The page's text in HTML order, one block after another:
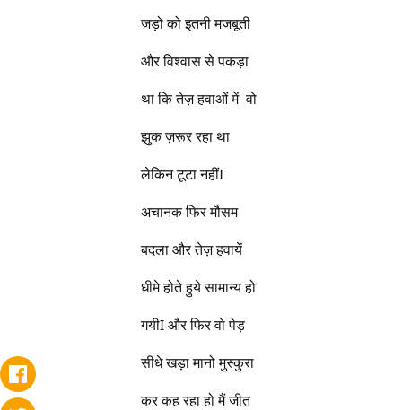
जड़ो को इतनी मजबूती
और विश्वास से पकड़ा
था कि तेज़ हवाओं में वो
झुक ज़रूर रहा था
लेकिन टूटा नहींI
अचानक फिर मौसम
बदला और तेज़ हवायें
धीमे होते हुये सामान्य हो
गयीI और फिर वो पेड़
सीधे खड़ा मानो मुस्कुरा
कर कह रहा हो मैं जीत